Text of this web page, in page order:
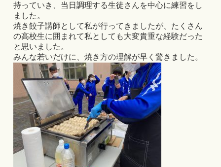
持っていき、当日調理する生徒さんを中心に練習をし
ました。
焼き餃子講師として私が行ってきましたが、たくさん
の高校生に囲まれて私としても大変貴重な経験だった
と思いました。
みんな若いだけに、焼き方の理解が早く驚きました。